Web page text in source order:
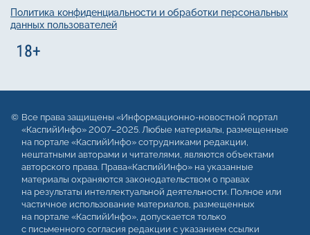
Политика конфиденциальности и обработки персональных
данных пользователей
Все права защищены «Информационно-новостной портал
«КаспийИнфо» 2007–2025. Любые материалы, размещенные
на портале «КаспийИнфо» сотрудниками редакции,
нештатными авторами и читателями, являются объектами
авторского права. Права«КаспийИнфо» на указанные
материалы охраняются законодательством о правах
на результаты интеллектуальной деятельности. Полное или
частичное использование материалов, размещенных
на портале «КаспийИнфо», допускается только
с письменного согласия редакции с указанием ссылки